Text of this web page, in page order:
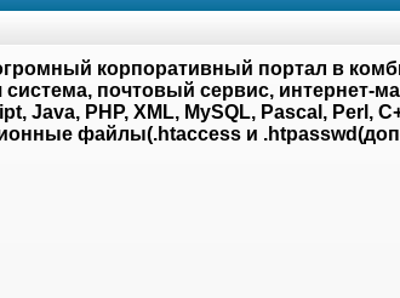
корпоративный портал в
система, почтовый сервис, интернет-
Java, PHP, XML, MySQL, Pascal, Perl,
файлы(.htaccess и